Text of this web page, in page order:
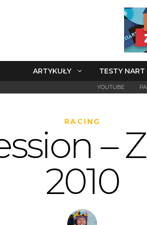
ARTYKUŁY TESTY NART
YOUTUBE
RACING
–
2010